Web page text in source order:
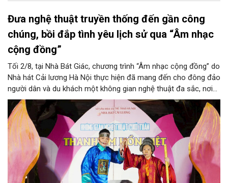
Đưa nghệ thuật truyền thống đến gần công
chúng, bồi đắp tình yêu lịch sử qua “Âm nhạc
cộng đồng”
Tối 2/8, tại Nhà Bát Giác, chương trình “Âm nhạc cộng đồng” do
Nhà hát Cải lương Hà Nội thực hiện đã mang đến cho đông đảo
người dân và du khách một không gian nghệ thuật đa sắc, nơi
những làn điệu cải lương, ca cổ, tân cổ và các tiết mục múa
hòa quyện trong không gian của phố đi bộ hồ Hoàn Kiếm. Đặc
biệt, chương trình có sự giao lưu của các nghệ sĩ đến từ
phương Nam, góp phần tạo nên cuộc gặp gỡ nghệ thuật giàu
cảm xúc.